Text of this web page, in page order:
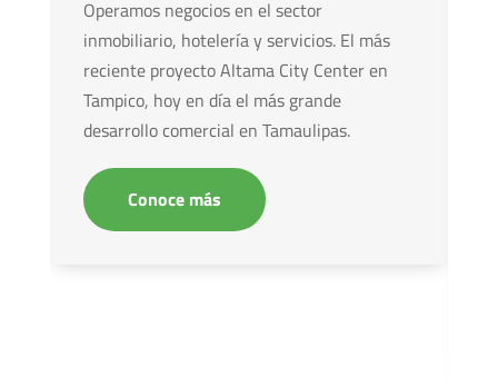
Operamosnegocios en el sector
inmobiliario, hotelería y servicios. El más
reciente proyecto Altama City Center en
Tampico, hoy en día el más grande
desarrollo comercial en Tamaulipas.
Conoce más